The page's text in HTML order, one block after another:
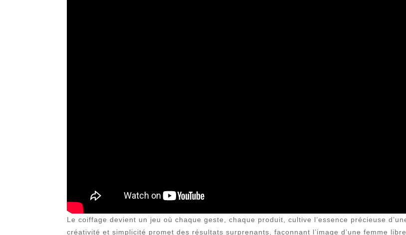
Le coiffage devient un jeu où chaque geste, chaque produit, cultive l’essence précieuse
créativité et simplicité promet des résultats surprenants, façonnant l’image d’une femme